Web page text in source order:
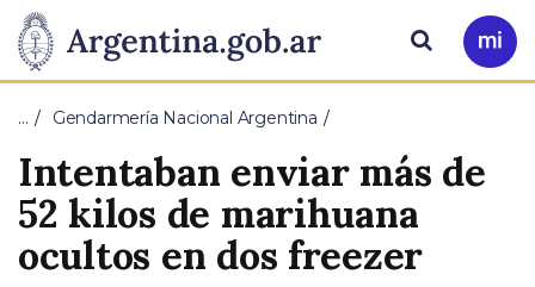
Presidencia
de
la
Nación
Pasar al contenido principal
Ir
a
Buscar
… Gendarmería Nacional Argentina
Intentaban enviar más de
52 kilos de marihuana
ocultos en dos freezer